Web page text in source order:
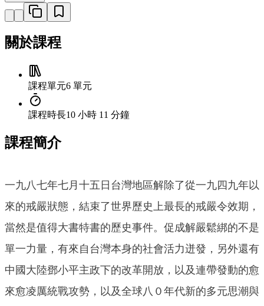
關於課程
課程單元6 單元
課程時長10 小時 11 分鐘
課程簡介
一九八七年七月十五日台灣地區解除了從一九四九年以
來的戒嚴狀態，結束了世界歷史上最長的戒嚴令效期，
當然是值得大書特書的歷史事件。促成解嚴鬆綁的不是
單一力量，有來自台灣本身的社會活力迸發，另外還有
中國大陸鄧小平主政下的改革開放，以及連帶發動的愈
來愈凌厲統戰攻勢，以及全球八０年代新的多元思潮與